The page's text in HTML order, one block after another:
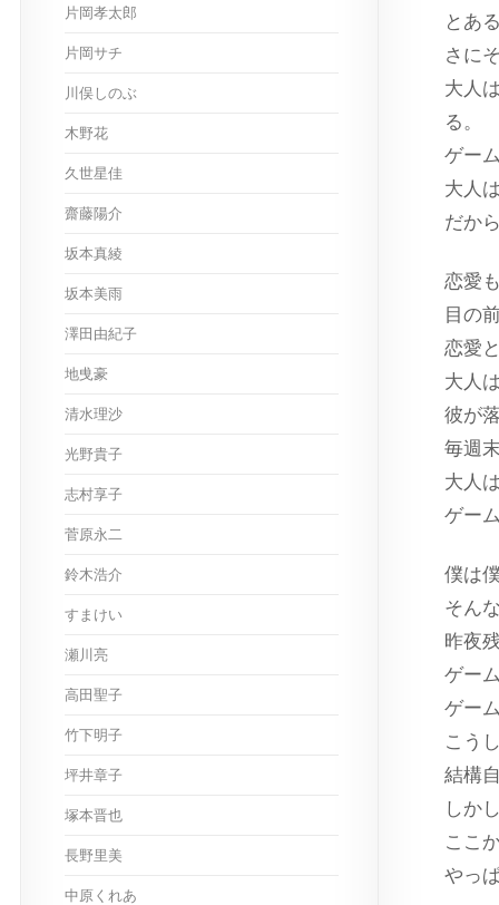
とあ
さに
大人
る。
ゲー
大人
だか
恋愛
目の
恋愛
大人
彼が
毎週
大人
ゲー
僕は
そん
昨夜
ゲー
ゲー
こう
結構
しか
ここ
やっ
片岡孝太郎
片岡サチ
川俣しのぶ
木野花
久世星佳
齋藤陽介
坂本真綾
坂本美雨
澤田由紀子
地曵豪
清水理沙
光野貴子
志村享子
菅原永二
鈴木浩介
すまけい
瀬川亮
高田聖子
竹下明子
坪井章子
塚本晋也
長野里美
中原くれあ